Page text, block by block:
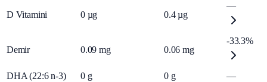
D Vitamini 0 µg 0.4 µg
—
Demir 0.09 mg 0.06 mg
-33.3%
DHA (22:6 n-3) 0 g 0 g
—